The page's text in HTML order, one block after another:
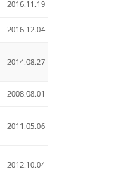
2016.11.19
2016.12.04
2014.08.27
2008.08.01
2011.05.06
2012.10.04